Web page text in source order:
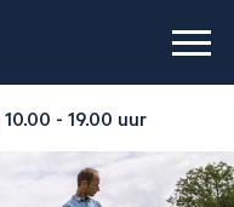
10.00 - 19.00 uur